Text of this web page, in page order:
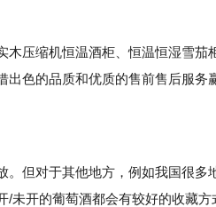
缩机恒温酒柜、恒温恒湿雪茄
色的品质和优质的售前售后服务
但对于其他地方，例如我国很多
未开的葡萄酒都会有较好的收藏